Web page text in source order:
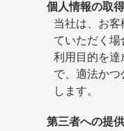
個人情報の取
当社は、お
ていただく場
利用目的を達
で、適法かつ
します。
第三者への提